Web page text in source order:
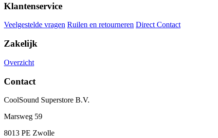
Klantenservice
Veelgestelde vragen Ruilen en retourneren Direct Contact
Zakelijk
Overzicht
Contact
CoolSound Superstore B.V.
Marsweg 59
8013 PE Zwolle